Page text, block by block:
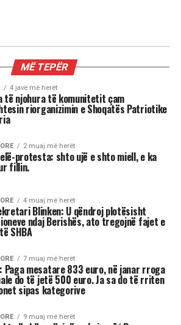
xheloze të horoskopit
se disa shenja të zodiakut
të përjetojnë xhelozi, për
krenarisë ose nevojës së
sjell tensione dhe konflikte,
ashtu edhe në atë